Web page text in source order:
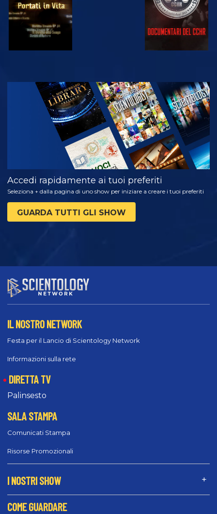
GUARDA
ESPLORA LE
SERIE
Accedi rapidamente ai tuoi preferiti
Seleziona + dalla pagina di uno show per iniziare a creare i tuoi preferiti
GUARDA TUTTI GLI SHOW
IL NOSTRO NETWORK
Festa per il Lancio di Scientology Network
Informazioni sulla rete
DIRETTA TV
Palinsesto
SALA STAMPA
Comunicati Stampa
Risorse Promozionali
I NOSTRI SHOW
COME GUARDARE